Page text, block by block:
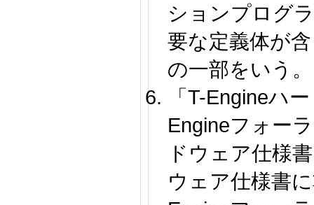
ションプログ
要な定義体が
の一部をいう。
「T-Engineハ
Engineフォー
ドウェア仕様
ウェア仕様書